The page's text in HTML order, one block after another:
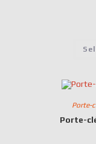
Porte-
Porte-